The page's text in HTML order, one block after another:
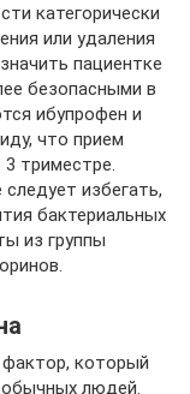
категорически
или удаления
пациентке
безопасными в
ибупрофен и
что прием
триместре.
избегать,
бактериальных
из группы
который
обычных людей.